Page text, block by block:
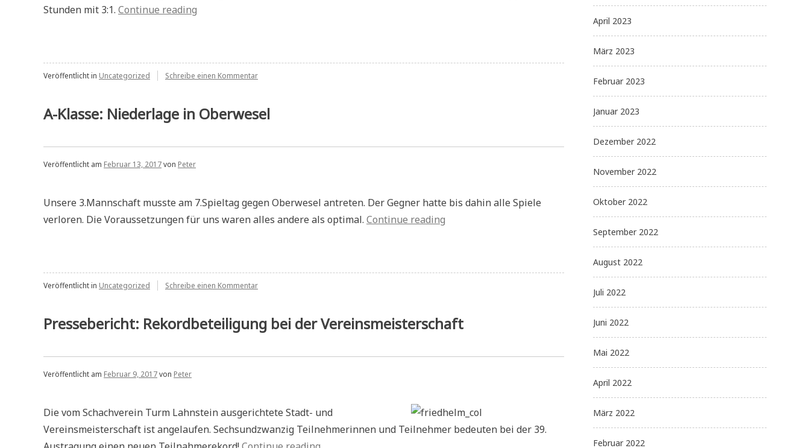
Stunden mit 3:1. Continue reading
Weis“
Veröffentlicht in Uncategorized Schreibe einen Kommentarzu
Heimbach-
Weis
A-Klasse: Niederlage in Oberwesel
Veröffentlicht am Februar 13, 2017von Peter
Unsere 3.Mannschaft musste am 7.Spieltag gegen Oberwesel antreten. Der Gegner hatte bis dahin alle Spiele
verloren. Die Voraussetzungen für uns waren alles andere als optimal. Continue reading
in
Veröffentlicht in Uncategorized Schreibe einen Kommentarzu
Niederlage
in
Pressebericht: Rekordbeteiligung bei der Vereinsmeisterschaft
Veröffentlicht am Februar 9, 2017von Peter
Die vom Schachverein Turm Lahnstein ausgerichtete Stadt- und
Vereinsmeisterschaft ist angelaufen. Sechsundzwanzig Teilnehmerinnen und Teilnehmer bedeuten bei der 39.
April 2023
März 2023
Februar 2023
Januar 2023
Dezember 2022
November 2022
Oktober 2022
September 2022
August 2022
Juli 2022
Juni 2022
Mai 2022
April 2022
März 2022
Februar 2022